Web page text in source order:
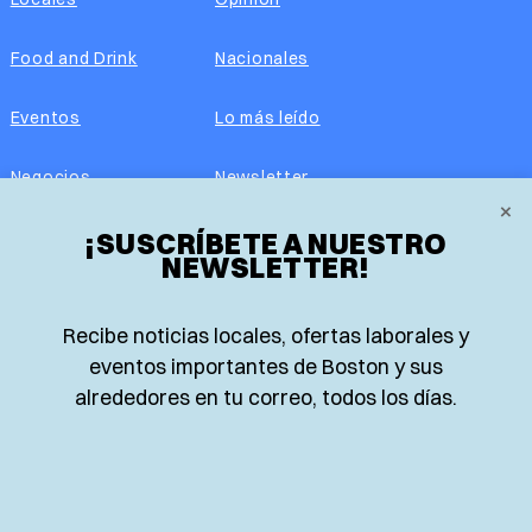
×
¡SUSCRÍBETE A NUESTRO
NEWSLETTER!
Recibe noticias locales, ofertas laborales y
eventos importantes de Boston y sus
alrededores en tu correo, todos los días.
Food and Drink
Eventos
Negocios
Real Estate
Guía de Recursos
Nacionales
Lo más leído
Newsletter
Edición impresa
Advertise with us